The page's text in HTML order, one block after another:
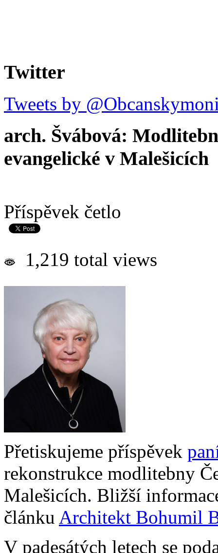
Twitter
Tweets by
arch. Švábová:
evangelické v Malešicích
Příspěvek četlo
1,219 total views
Přetiskujeme příspěvek
rekonstrukce modlitebny
Malešicích. Bližší
článku Architekt Bohumil
V padesátých letech se